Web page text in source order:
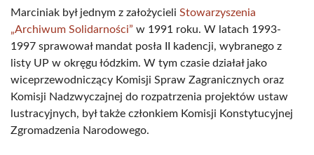
Marciniak był jednym z założycieli Stowarzyszenia
„Archiwum Solidarności” w 1991 roku. W latach 1993-
1997 sprawował mandat posła II kadencji, wybranego z
listy UP w okręgu łódzkim. W tym czasie działał jako
wiceprzewodniczący Komisji Spraw Zagranicznych oraz
Komisji Nadzwyczajnej do rozpatrzenia projektów ustaw
lustracyjnych, był także członkiem Komisji Konstytucyjnej
Zgromadzenia Narodowego.